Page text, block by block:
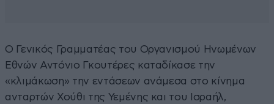
Ο Γενικός Γραμματέας του Οργανισμού Ηνωμένων
Εθνών Αντόνιο Γκουτέρες καταδίκασε την
«κλιμάκωση» την εντάσεων ανάμεσα στο κίνημα
ανταρτών Χούθι της Υεμένης και του Ισραήλ,